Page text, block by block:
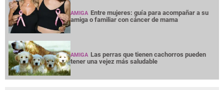
AMIGA Entre mujeres: guía para acompañar a su
amiga o familiar con cáncer de mama
AMIGA Las perras que tienen cachorros pueden
tener una vejez más saludable